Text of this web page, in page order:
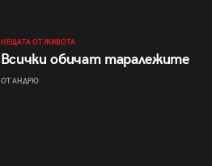
НЕЩАТА ОТ ЖИВОТА
Всички обичат таралежите
ОТ АНДРЮ